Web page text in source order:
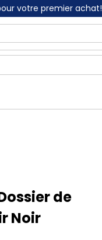
votre premier achat!
de
Noir